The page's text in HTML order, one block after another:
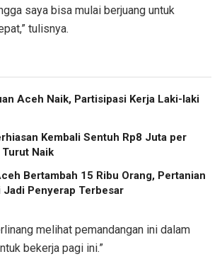
saya bisa mulai berjuang untuk
tulisnya.
Aceh Naik, Partisipasi Kerja Laki-laki
Kembali Sentuh Rp8 Juta per
Turut Naik
Bertambah 15 Ribu Orang, Pertanian
Penyerap Terbesar
melihat pemandangan ini dalam
bekerja pagi ini.”